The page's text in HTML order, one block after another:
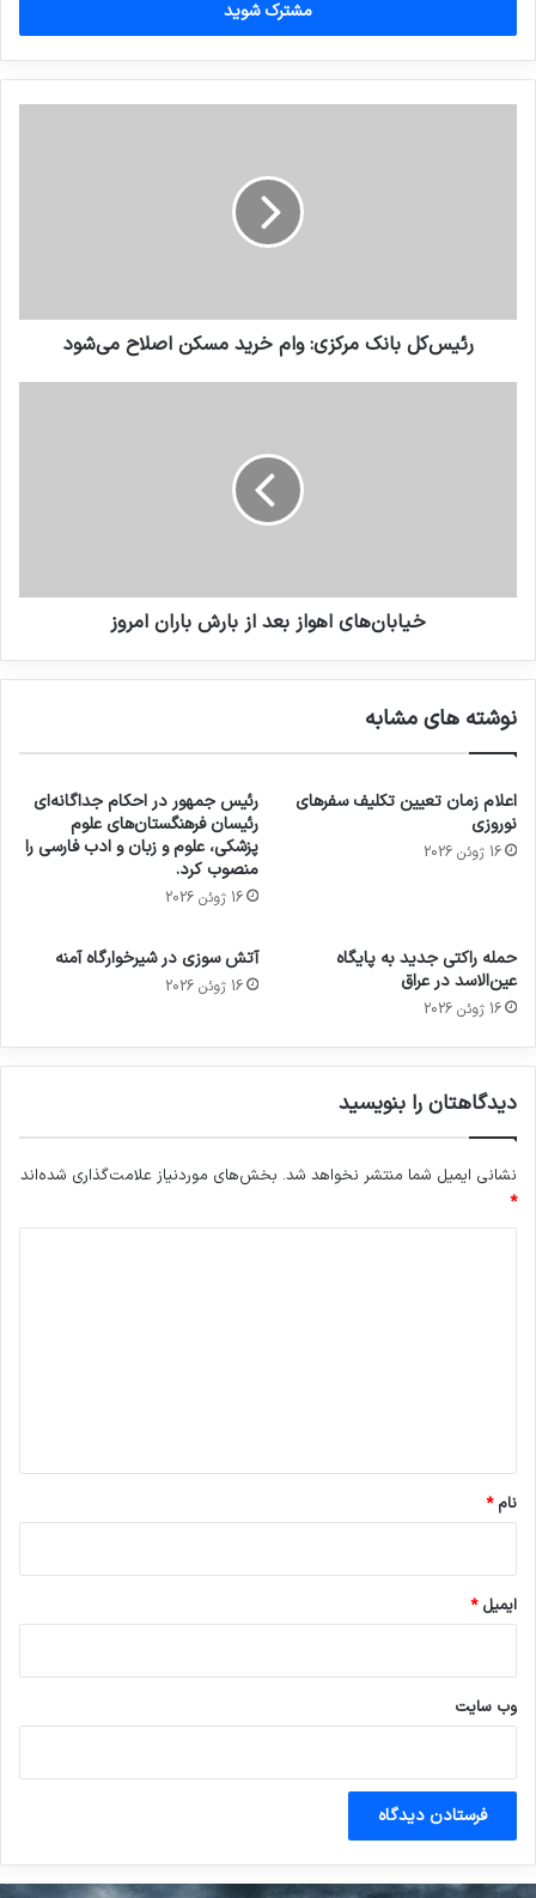
وارد
کنید
رئیس‌کل بانک مرکزی: وام خرید مسکن اصلاح می‌شود
خیابان‌های اهواز بعد از بارش باران امروز
نوشته های مشابه
اعلام زمان تعیین تکلیف سفرهای
نوروزی
16 ژوئن 2026
رئیس جمهور در احکام جداگانه‌ای
رئیسان فرهنگستان‌های علوم
پزشکی، علوم و زبان و ادب فارسی را
منصوب کرد.
16 ژوئن 2026
حمله راکتی جدید به پایگاه
عین‌الاسد در عراق
16 ژوئن 2026
آتش سوزی در شیرخوارگاه آمنه
16 ژوئن 2026
دیدگاهتان را بنویسید
نشانی ایمیل شما منتشر نخواهد شد. بخش‌های موردنیاز علامت‌گذاری شده‌اند
*
نام*
ایمیل*
وب‌ سایت